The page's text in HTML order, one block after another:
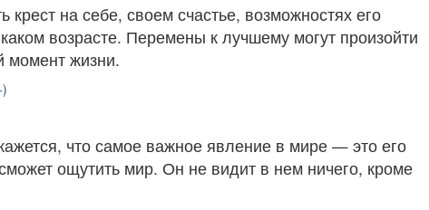
крест на себе, своем счастье, возможностях его
возрасте. Перемены к лучшему могут произойти
момент жизни.
что самое важное явление в мире — это его
ощутить мир. Он не видит в нем ничего, кроме